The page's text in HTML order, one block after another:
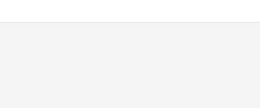
本日4/28発売！